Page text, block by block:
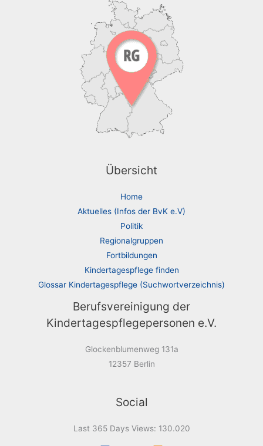
Übersicht
Home
Aktuelles (Infos der BvK e.V)
Politik
Regionalgruppen
Fortbildungen
Kindertagespflege finden
Glossar Kindertagespflege (Suchwortverzeichnis)
Berufsvereinigung der
Kindertagespflegepersonen e.V.
Glockenblumenweg 131a
12357 Berlin
Social
Last 365 Days Views: 130.020